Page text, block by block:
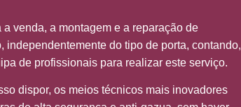
venda, a montagem e a reparação de
independentemente do tipo de porta, contando,
de profissionais para realizar este serviço.
dispor, os meios técnicos mais inovadores